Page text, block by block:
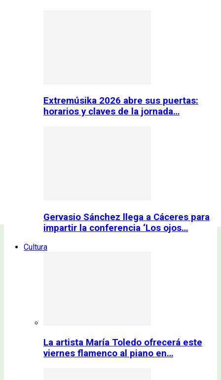
Extremúsika 2026 abre sus puertas:
horarios y claves de la jornada…
Gervasio Sánchez llega a Cáceres para
impartir la conferencia ‘Los ojos…
Cultura
La artista María Toledo ofrecerá este
viernes flamenco al piano en…